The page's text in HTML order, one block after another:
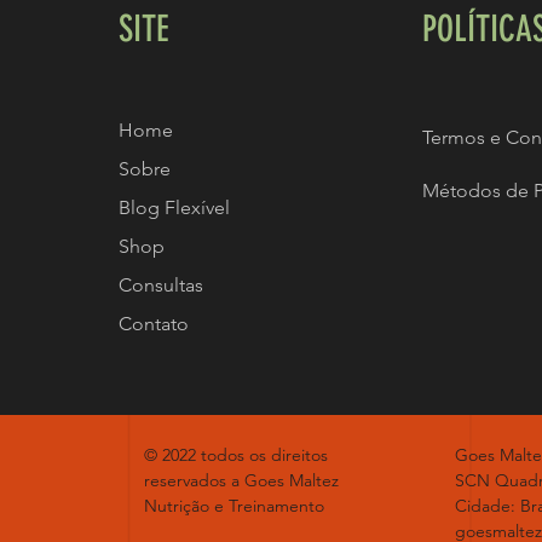
SITE
Home
Sobre
Blog Flexível
Shop
Consultas
Contato
Termos e
Métodos de
© 2022 todos os direitos
reservados a Goes Maltez
Nutrição e Treinamento
Goes
SCN
Cidade: